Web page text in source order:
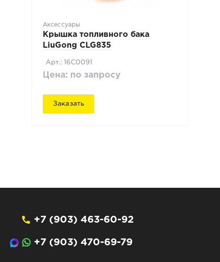
Аксессуары
Крышка топливного бака
LiuGong CLG835
Арт.: 16C0091
Цена: по запросу
Заказать
+7 (903) 463-60-92
+7 (903) 470-69-79